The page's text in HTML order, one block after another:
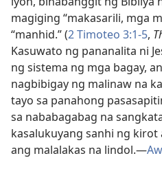
magiging “makasarili, mga
“manhid.” (2 Timoteo 3:1-5,
Kasuwato ng pananalita ni
ng sistema ng mga bagay,
nagbibigay ng malinaw na
tayo sa panahong
sa nababagabag na
kasalukuyang sanhi ng
ang malalakas na lindol.​—